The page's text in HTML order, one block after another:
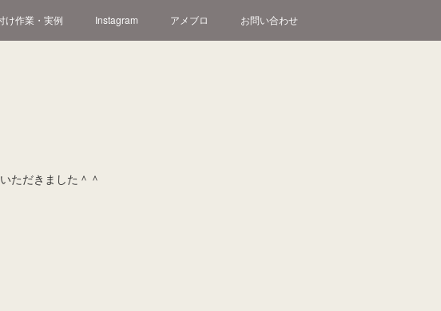
け作業・実例 Instagram アメブロ お問い合わせ
ただきました＾＾